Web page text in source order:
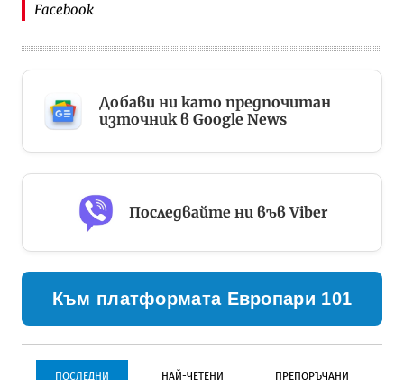
Facebook
Добави ни като предпочитан
източник в Google News
Последвайте ни във Viber
Към платформата Европари 101
ПОСЛЕДНИ НАЙ-ЧЕТЕНИ ПРЕПОРЪЧАНИ